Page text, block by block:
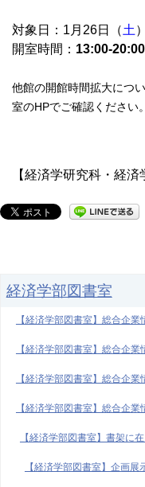
対象日：1月26日（土）
開室時間： 13:00-20:00
他館の開館時間拡大につ
室のHPでご確認ください。
【経済学研究科・経済
経済学部図書室
【経済学部図書室】総合企
【経済学部図書室】総合企
【経済学部図書室】総合企
【経済学部図書室】総合企
【経済学部図書室】書架に
【経済学部図書室】企画